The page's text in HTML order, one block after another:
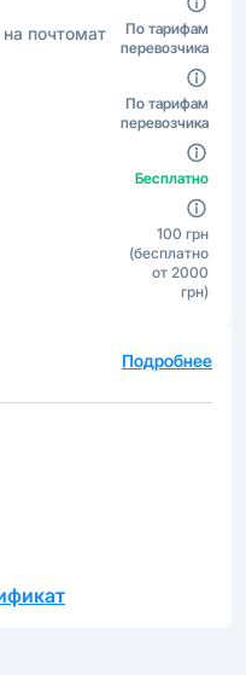
почтомат
По тарифам
перевозчика
По тарифам
перевозчика
Бесплатно
100 грн
(бесплатно
от 2000
грн)
Подробнее